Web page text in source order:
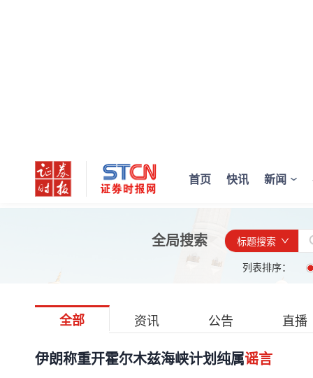
首页 快讯 新闻
全局搜索
标题搜索
列表排序：
全部 资讯 公告 直播
伊朗称重开霍尔木兹海峡计划纯属谣言